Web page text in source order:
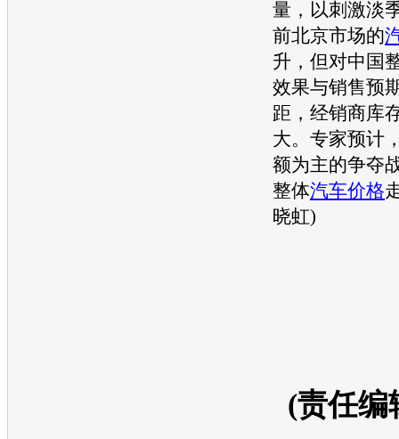
量 ，以刺激淡
前北京市场的
升，但对中国
效果与销售预
距，经销商库
大。专家预计
额为主的争夺
整体汽车价格
晓虹)
(责任编